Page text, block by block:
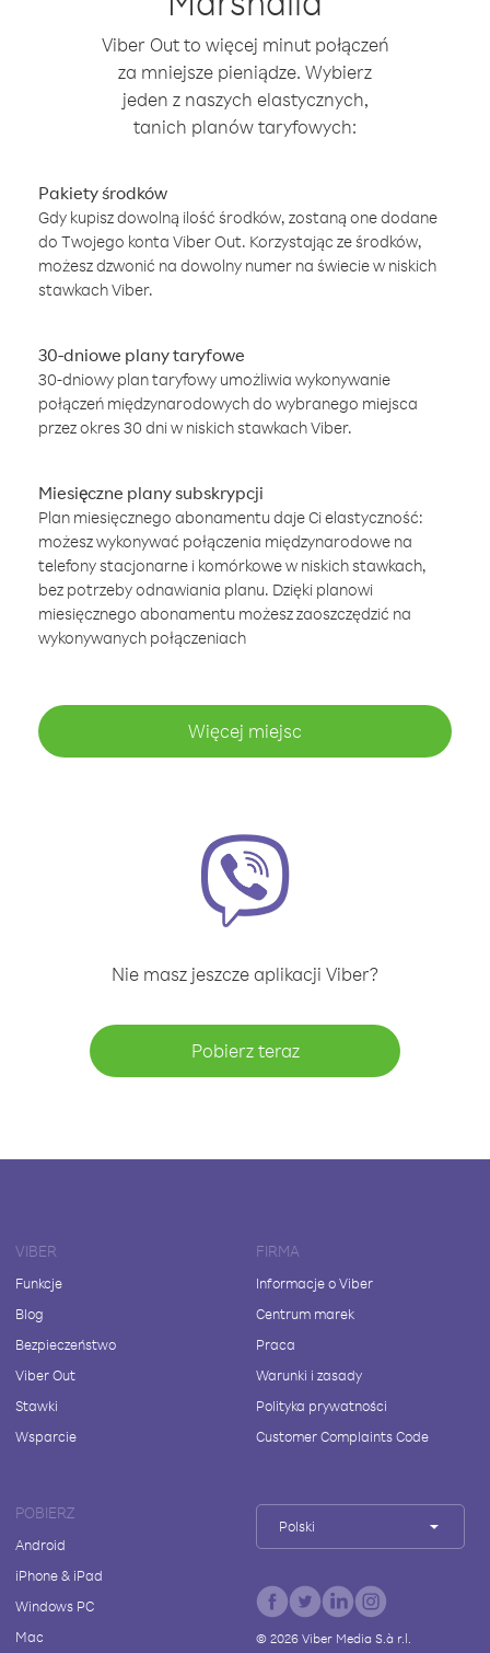
Viber Out to więcej minut połączeń
za mniejsze pieniądze. Wybierz
jeden z naszych elastycznych,
tanich planów taryfowych:
Pakiety środków
Gdy kupisz dowolną ilość środków, zostaną one dodane
do Twojego konta Viber Out. Korzystając ze środków,
możesz dzwonić na dowolny numer na świecie w niskich
stawkach Viber.
30-dniowe plany taryfowe
30-dniowy plan taryfowy umożliwia wykonywanie
połączeń międzynarodowych do wybranego miejsca
przez okres 30 dni w niskich stawkach Viber.
Miesięczne plany subskrypcji
Plan miesięcznego abonamentu daje Ci elastyczność:
możesz wykonywać połączenia międzynarodowe na
telefony stacjonarne i komórkowe w niskich stawkach,
bez potrzeby odnawiania planu. Dzięki planowi
miesięcznego abonamentu możesz zaoszczędzić na
wykonywanych połączeniach
Więcej miejsc
Nie masz jeszcze aplikacji Viber?
Pobierz teraz
VIBER
Funkcje
Blog
Bezpieczeństwo
Viber Out
Stawki
Wsparcie
FIRMA
Informacje o Viber
Centrum marek
Praca
Warunki i zasady
Polityka prywatności
Customer Complaints Code
POBIERZ
Android
iPhone & iPad
Windows PC
Mac
Polski
© 2026Viber Media S.à r.l.